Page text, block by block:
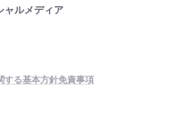
ャルメディア
する基本方針免責事項